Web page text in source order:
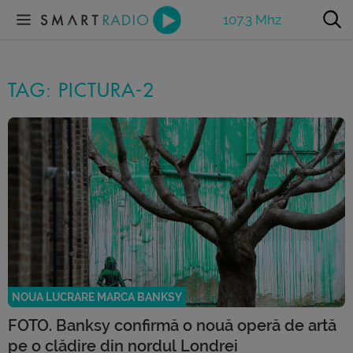
107.3 Mhz
TAG: PICTURA-2
NOUA LUCRARE MARCA BANKSY
FOTO. Banksy confirmă o nouă operă de artă
pe o clădire din nordul Londrei